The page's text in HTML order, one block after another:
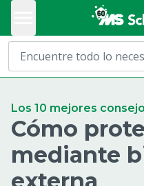
Los 10 mejores
Cómo
mediante